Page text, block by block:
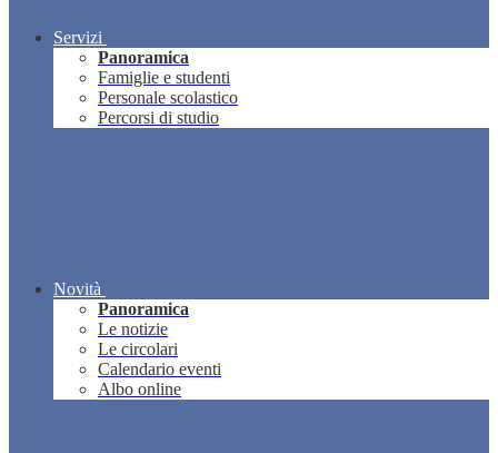
Servizi
Panoramica
Famiglie e studenti
Personale scolastico
Percorsi di studio
Novità
Panoramica
Le notizie
Le circolari
Calendario eventi
Albo online